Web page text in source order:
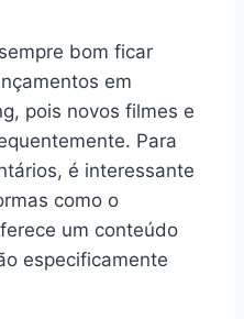
bom ficar
em
pois novos filmes e
Para
é interessante
como o
um conteúdo
especificamente